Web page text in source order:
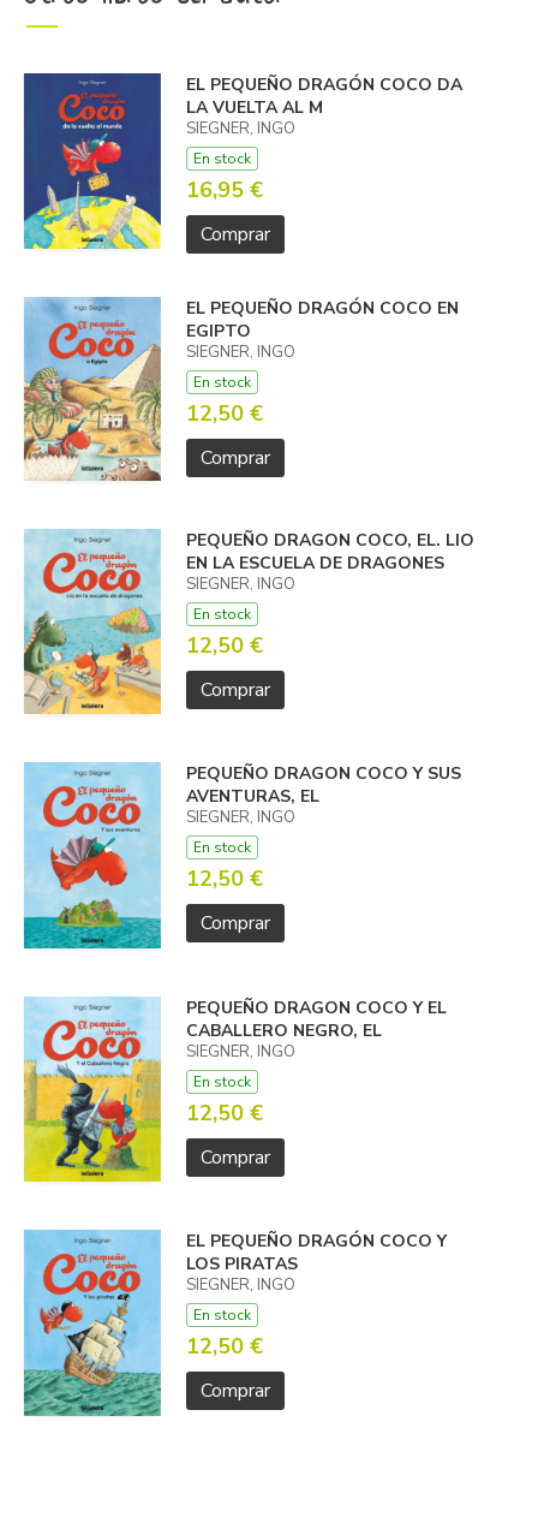
EL PEQUEÑO DRAGÓN COCO DA
LA VUELTA AL M
SIEGNER, INGO
En stock
16,95 €
Comprar
EL PEQUEÑO DRAGÓN COCO EN
EGIPTO
SIEGNER, INGO
En stock
12,50 €
Comprar
PEQUEÑO DRAGON COCO, EL. LIO
EN LA ESCUELA DE DRAGONES
SIEGNER, INGO
En stock
12,50 €
Comprar
PEQUEÑO DRAGON COCO Y SUS
AVENTURAS, EL
SIEGNER, INGO
En stock
12,50 €
Comprar
PEQUEÑO DRAGON COCO Y EL
CABALLERO NEGRO, EL
SIEGNER, INGO
En stock
12,50 €
Comprar
EL PEQUEÑO DRAGÓN COCO Y
LOS PIRATAS
SIEGNER, INGO
En stock
12,50 €
Comprar